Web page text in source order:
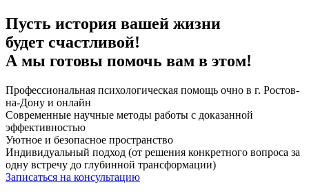
Пусть история вашей жизни
будет счастливой!
А мы готовы помочь вам в этом!
Профессиональная психологическая помощь очно в г. Ростов-
на-Дону и онлайн
Современные научные методы работы с доказанной
эффективностью
Уютное и безопасное пространство
Индивидуальный подход (от решения конкретного вопроса за
одну встречу до глубинной трансформации)
Записаться на консультацию